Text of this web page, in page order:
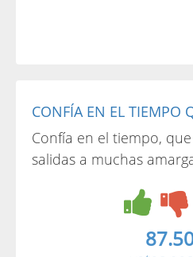
CONFÍA EN EL TIEMPO
Confía en el tiempo,
salidas a muchas